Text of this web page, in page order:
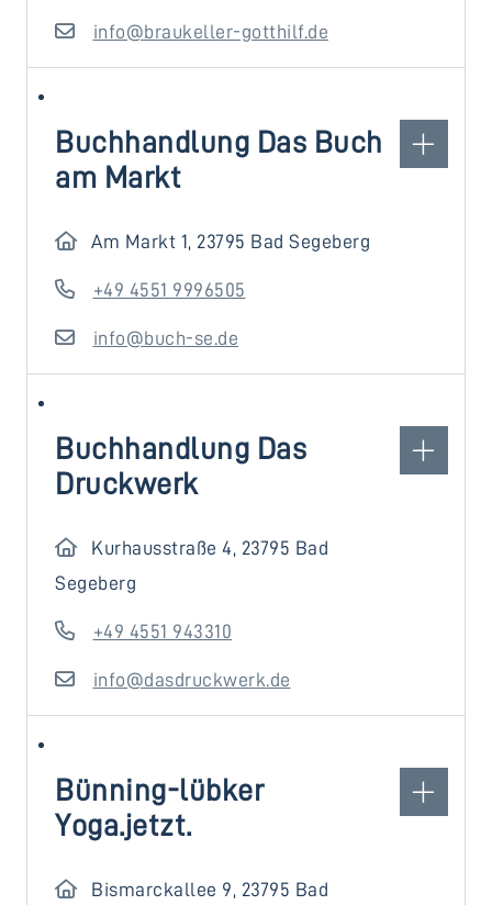
info@braukeller-gotthilf.de
Buchhandlung Das Buch
am Markt
Am Markt 1, 23795 Bad Segeberg
+49 4551 9996505
info@buch-se.de
Buchhandlung Das
Druckwerk
Kurhausstraße 4, 23795 Bad
Segeberg
+49 4551 943310
info@dasdruckwerk.de
Bünning-lübker
Yoga.jetzt.
Bismarckallee 9, 23795 Bad